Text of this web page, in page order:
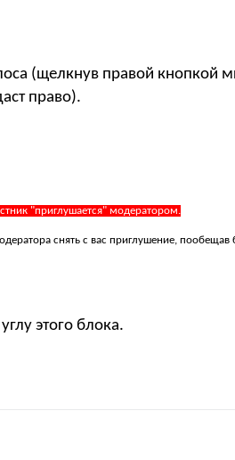
(щелкнув правой
право).
"приглушается" модератором.
снять с вас приглушение,
этого блока.